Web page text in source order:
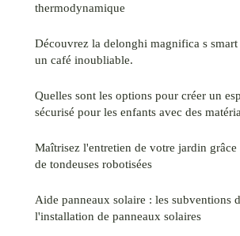
thermodynamique
Découvrez la delonghi magnifica s
un café inoubliable.
Quelles sont les options pour créer un
sécurisé pour les enfants avec des
Maîtrisez l'entretien de votre jardin
de tondeuses robotisées
Aide panneaux solaire : les subventions
l'installation de panneaux solaires